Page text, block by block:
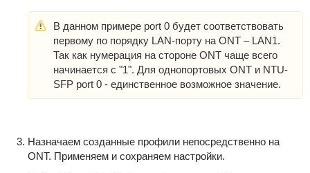
В данном примере port 0 будет соответствовать
первому по порядку LAN-порту на ONT – LAN1.
Так как нумерация на стороне ONT чаще всего
начинается с "1". Для однопортовых ONT и NTU-
SFP port 0 - единственное возможное значение.
Назначаем созданные профили непосредственно на
ONT. Применяем и сохраняем настройки.